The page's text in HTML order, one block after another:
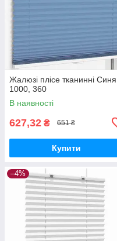
Жалюзі плісе тканинні Синя
1000, 360
В наявності
627,32 ₴ 651 ₴
Купити
–4%